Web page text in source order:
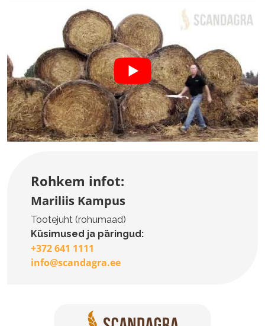
Rohkem infot:
Mariliis Kampus
Tootejuht (rohumaad)
Küsimused ja päringud:
+372 641 1111
info@scandagra.ee